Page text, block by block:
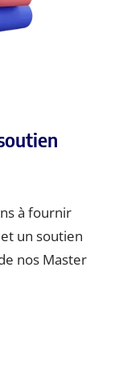
à fournir
un soutien
nos Master